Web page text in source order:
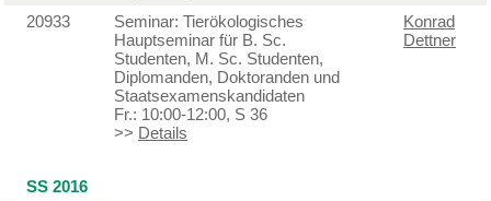
20933
Seminar: Tierökologisches
Hauptseminar für B. Sc.
Studenten, M. Sc. Studenten,
Diplomanden, Doktoranden und
Staatsexamenskandidaten
Fr.: 10:00-12:00, S 36
>> Details
Konrad
Dettner
SS 2016